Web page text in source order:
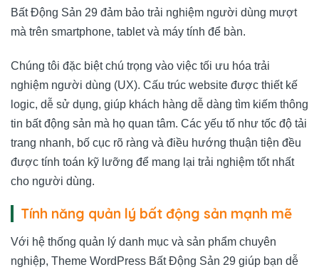
Bất Động Sản 29 đảm bảo trải nghiệm người dùng mượt
mà trên smartphone, tablet và máy tính để bàn.
Chúng tôi đặc biệt chú trọng vào việc tối ưu hóa trải
nghiệm người dùng (UX). Cấu trúc website được thiết kế
logic, dễ sử dụng, giúp khách hàng dễ dàng tìm kiếm thông
tin bất động sản mà họ quan tâm. Các yếu tố như tốc độ tải
trang nhanh, bố cục rõ ràng và điều hướng thuận tiện đều
được tính toán kỹ lưỡng để mang lại trải nghiệm tốt nhất
cho người dùng.
Tính năng quản lý bất động sản mạnh mẽ
Với hệ thống quản lý danh mục và sản phẩm chuyên
nghiệp, Theme WordPress Bất Động Sản 29 giúp bạn dễ